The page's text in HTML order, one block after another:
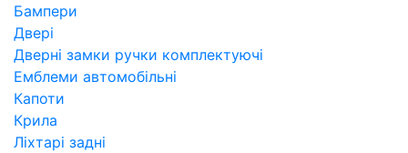
Бампери
Двері
Дверні замки ручки комплектуючі
Емблеми автомобільні
Капоти
Крила
Ліхтарі задні